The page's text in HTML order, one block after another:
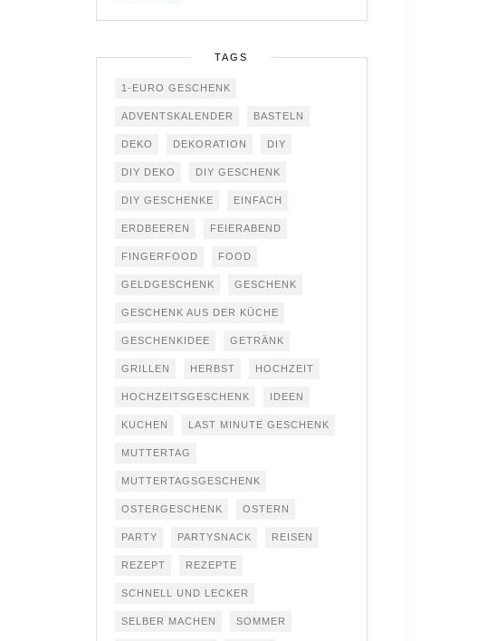
TAGS
1-EURO GESCHENK
ADVENTSKALENDER BASTELN
DEKO DEKORATION DIY
DIY DEKO DIY GESCHENK
DIY GESCHENKE EINFACH
ERDBEEREN FEIERABEND
FINGERFOOD FOOD
GELDGESCHENK GESCHENK
GESCHENK AUS DER KÜCHE
GESCHENKIDEE GETRÄNK
GRILLEN HERBST HOCHZEIT
HOCHZEITSGESCHENK IDEEN
KUCHEN LAST MINUTE GESCHENK
MUTTERTAG
MUTTERTAGSGESCHENK
OSTERGESCHENK OSTERN
PARTY PARTYSNACK REISEN
REZEPT REZEPTE
SCHNELL UND LECKER
SELBER MACHEN SOMMER